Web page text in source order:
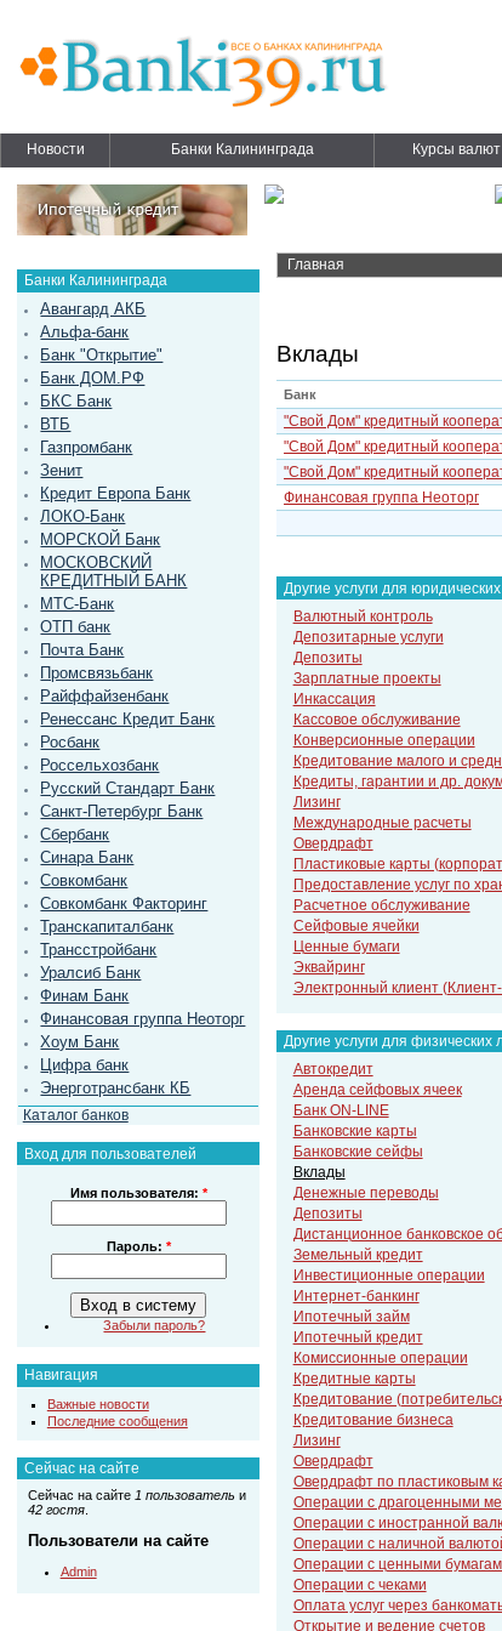
Новости Банки Калининграда Курсы валют
Банки Калининграда
Авангард АКБ
Альфа-банк
Банк "Открытие"
Банк ДОМ.РФ
БКС Банк
ВТБ
Газпромбанк
Зенит
Кредит Европа Банк
ЛОКО-Банк
МОРСКОЙ Банк
МОСКОВСКИЙ
КРЕДИТНЫЙ БАНК
МТС-Банк
ОТП банк
Почта Банк
Промсвязьбанк
Райффайзенбанк
Ренессанс Кредит Банк
Росбанк
Россельхозбанк
Русский Стандарт Банк
Санкт-Петербург Банк
Сбербанк
Синара Банк
Совкомбанк
Совкомбанк Факторинг
Транскапиталбанк
Трансстройбанк
Уралсиб Банк
Финам Банк
Финансовая группа Неоторг
Хоум Банк
Цифра банк
Энерготрансбанк КБ
Каталог банков
Вход для пользователей
Имя пользователя: *
Пароль: *
Забыли пароль?
Навигация
Важные новости
Последние сообщения
Сейчас на сайте
Сейчас на сайте 1 пользователь и
42 гостя.
Пользователи на сайте
Admin
Главная
Вклады
Банк
"Свой Дом" кредитный
"Свой Дом" кредитный
"Свой Дом" кредитный
Финансовая группа Неоторг
Другие услуги для
Валютный контроль
Депозитарные услуги
Депозиты
Зарплатные проекты
Инкассация
Кассовое обслуживание
Конверсионные операции
Кредитование малого и
Кредиты, гарантии и др.
Лизинг
Международные расчеты
Овердрафт
Пластиковые карты
Предоставление услуг по
Расчетное обслуживание
Сейфовые ячейки
Ценные бумаги
Эквайринг
Электронный клиент
Другие услуги для физических
Автокредит
Аренда сейфовых ячеек
Банк ON-LINE
Банковские карты
Банковские сейфы
Вклады
Денежные переводы
Депозиты
Дистанционное банковское
Земельный кредит
Инвестиционные операции
Интернет-банкинг
Ипотечный займ
Ипотечный кредит
Комиссионные операции
Кредитные карты
Кредитование
Кредитование бизнеса
Лизинг
Овердрафт
Овердрафт по пластиковым
Операции с драгоценными
Операции с иностранной
Операции с наличной
Операции с ценными
Операции с чеками
Оплата услуг через
Открытие и ведение счетов